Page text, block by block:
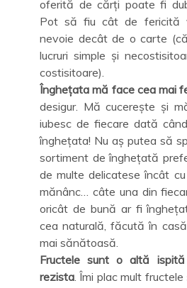
oferită de cărți poate fi
Pot să fiu cât de fericită
nevoie decât de o carte
lucruri simple și
costisitoare).
Înghețata mă face cea mai
desigur. Mă cucerește și
iubesc de fiecare dată
înghețata! Nu aș putea să
sortiment de înghețată
de multe delicatese încât
mănânc… câte una din
oricât de bună ar fi
cea naturală, făcută în
mai sănătoasă.
Fructele sunt o altă
rezista . Îmi plac mult